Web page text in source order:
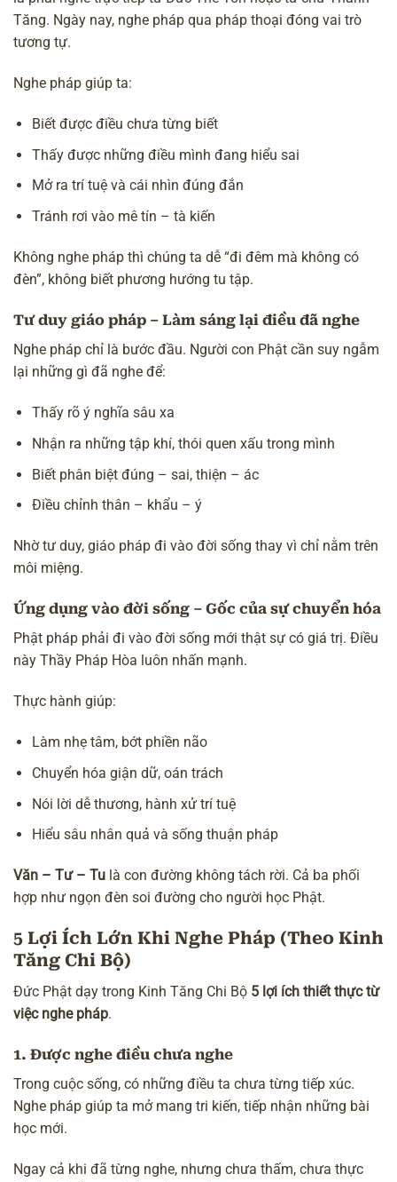
Tăng. Ngày nay, nghe pháp qua pháp thoại đóng vai trò
tương tự.
Nghe pháp giúp ta:
Biết được điều chưa từng biết
Thấy được những điều mình đang hiểu sai
Mở ra trí tuệ và cái nhìn đúng đắn
Tránh rơi vào mê tín – tà kiến
Không nghe pháp thì chúng ta dễ “đi đêm mà không có
đèn”, không biết phương hướng tu tập.
Tư duy giáo pháp – Làm sáng lại điều đã nghe
Nghe pháp chỉ là bước đầu. Người con Phật cần suy ngẫm
lại những gì đã nghe để:
Thấy rõ ý nghĩa sâu xa
Nhận ra những tập khí, thói quen xấu trong mình
Biết phân biệt đúng – sai, thiện – ác
Điều chỉnh thân – khẩu – ý
Nhờ tư duy, giáo pháp đi vào đời sống thay vì chỉ nằm trên
môi miệng.
Ứng dụng vào đời sống – Gốc của sự chuyển hóa
Phật pháp phải đi vào đời sống mới thật sự có giá trị. Điều
này Thầy Pháp Hòa luôn nhấn mạnh.
Thực hành giúp:
Làm nhẹ tâm, bớt phiền não
Chuyển hóa giận dữ, oán trách
Nói lời dễ thương, hành xử trí tuệ
Hiểu sâu nhân quả và sống thuận pháp
Văn – Tư – Tu là con đường không tách rời. Cả ba phối
hợp như ngọn đèn soi đường cho người học Phật.
5 Lợi Ích Lớn Khi Nghe Pháp (Theo Kinh
Tăng Chi Bộ)
Đức Phật dạy trong Kinh Tăng Chi Bộ 5 lợi ích thiết thực từ
việc nghe pháp.
1. Được nghe điều chưa nghe
Trong cuộc sống, có những điều ta chưa từng tiếp xúc.
Nghe pháp giúp ta mở mang tri kiến, tiếp nhận những bài
học mới.
Ngay cả khi đã từng nghe, nhưng chưa thấm, chưa thực